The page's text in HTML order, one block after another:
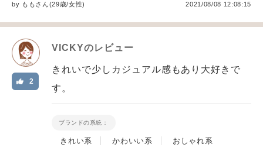
by ももさん(29歳/女性) 2021/08/08 12:08:15
VICKYのレビュー
2
きれいで少しカジュアル感もあり大好きで
す。
ブランドの系統：
きれい系 かわいい系 おしゃれ系